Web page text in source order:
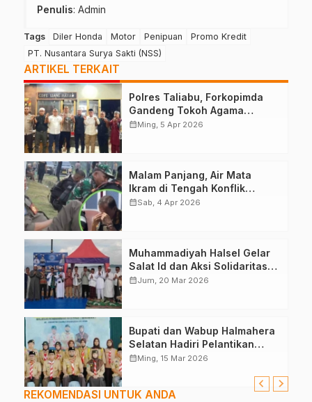
Penulis: Admin
Tags Diler Honda Motor Penipuan
Promo Kredit
PT. Nusantara Surya Sakti (NSS)
ARTIKEL TERKAIT
Polres Taliabu, Forkopimda
Gandeng Tokoh Agama
Deklarasikan Damai
calendar_monthMing, 5 Apr 2026
Malam Panjang, Air Mata
Ikram di Tengah Konflik
Halteng
calendar_monthSab, 4 Apr 2026
Muhammadiyah Halsel Gelar
Salat Id dan Aksi Solidaritas
Palestina
calendar_monthJum, 20 Mar 2026
Bupati dan Wabup Halmahera
Selatan Hadiri Pelantikan
Mabiran Pramuka se-Kwarcab
calendar_monthMing, 15 Mar 2026
REKOMENDASI UNTUK ANDA